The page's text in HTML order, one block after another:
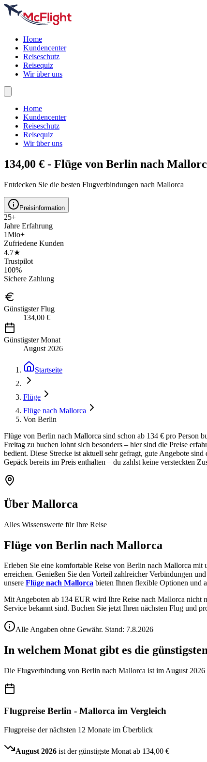
Home
Kundencenter
Reiseschutz
Reisequiz
Wir über uns
Home
Kundencenter
Reiseschutz
Reisequiz
Wir über uns
134,00 € - Flüge von Berlin nach
Entdecken Sie die besten Flugverbindungen nach Mallorca
Preisinformation
25+
Jahre Erfahrung
1Mio+
Zufriedene Kunden
4.7★
Trustpilot
100%
Sichere Zahlung
Günstigster Flug
134,00 €
Günstigster Monat
August 2026
Startseite
Flüge
Flüge nach Mallorca
Von Berlin
Flüge von Berlin nach Mallorca sind schon ab 134 € pro Person
Freitag zu buchen lohnt sich besonders – hier sind die Preise
bedient. Diese Strecke ist aktuell sehr gefragt, gute Angebote
Gepäck bereits im Preis enthalten – du zahlst keine versteckten
Über Mallorca
Alles Wissenswerte für Ihre Reise
Flüge von Berlin nach Mallorca
Erleben Sie eine komfortable Reise von Berlin nach Mallorca
erreichen. Genießen Sie den Vorteil zahlreicher Verbindungen
unsere Flüge nach Mallorca bieten Ihnen flexible Optionen und
Mit Angeboten ab 134 EUR wird Ihre Reise nach Mallorca nicht
Service bekannt sind. Buchen Sie jetzt Ihren nächsten Flug und
Alle Angaben ohne Gewähr. Stand: 7.8.2026
In welchem Monat gibt es die
Die Flugverbindung von Berlin nach Mallorca ist im August 2026
Flugpreise Berlin - Mallorca im Vergleich
Flugpreise der nächsten 12 Monate im Überblick
August 2026 ist der günstigste Monat ab 134,00 €